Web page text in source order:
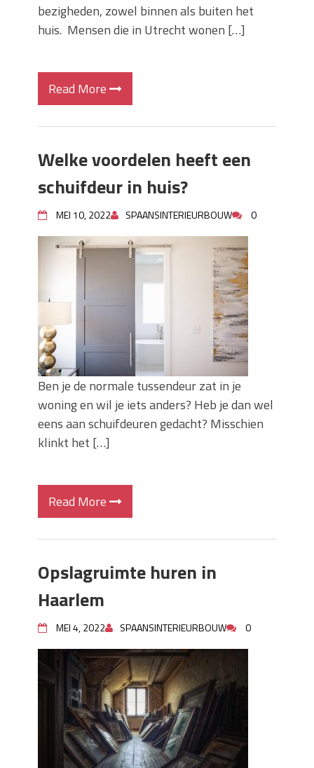
bezigheden, zowel binnen als buiten het
huis. Mensen die in Utrecht wonen […]
Read More
Welke voordelen heeft een
schuifdeur in huis?
MEI 10, 2022 SPAANSINTERIEURBOUW 0
Ben je de normale tussendeur zat in je
woning en wil je iets anders? Heb je dan wel
eens aan schuifdeuren gedacht? Misschien
klinkt het […]
Read More
Opslagruimte huren in
Haarlem
MEI 4, 2022 SPAANSINTERIEURBOUW 0